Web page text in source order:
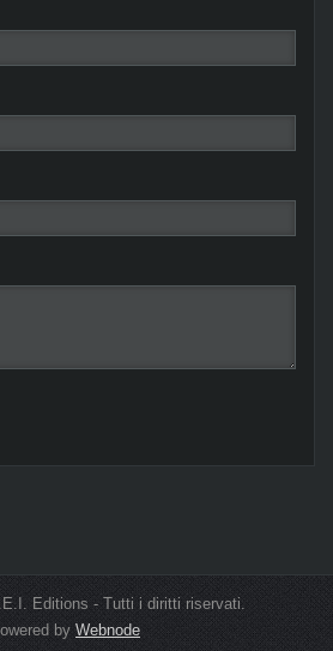
Editions - Tutti i diritti riservati.
by Webnode